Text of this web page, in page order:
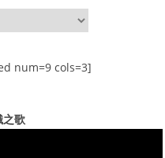
num=9 cols=3]
之歌